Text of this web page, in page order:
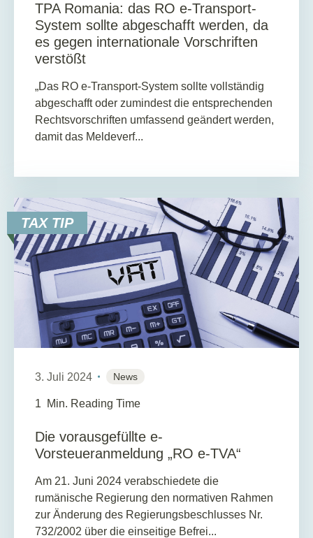
TPA Romania: das RO e-Transport-
System sollte abgeschafft werden, da
es gegen internationale Vorschriften
verstößt
„Das RO e-Transport-System sollte vollständig
abgeschafft oder zumindest die entsprechenden
Rechtsvorschriften umfassend geändert werden,
damit das Meldeverf...
TAX TIP
3. Juli 2024 News
1 Min. Reading Time
Die vorausgefüllte e-
Vorsteueranmeldung „RO e-TVA“
Am 21. Juni 2024 verabschiedete die
rumänische Regierung den normativen Rahmen
zur Änderung des Regierungsbeschlusses Nr.
732/2002 über die einseitige Befrei...